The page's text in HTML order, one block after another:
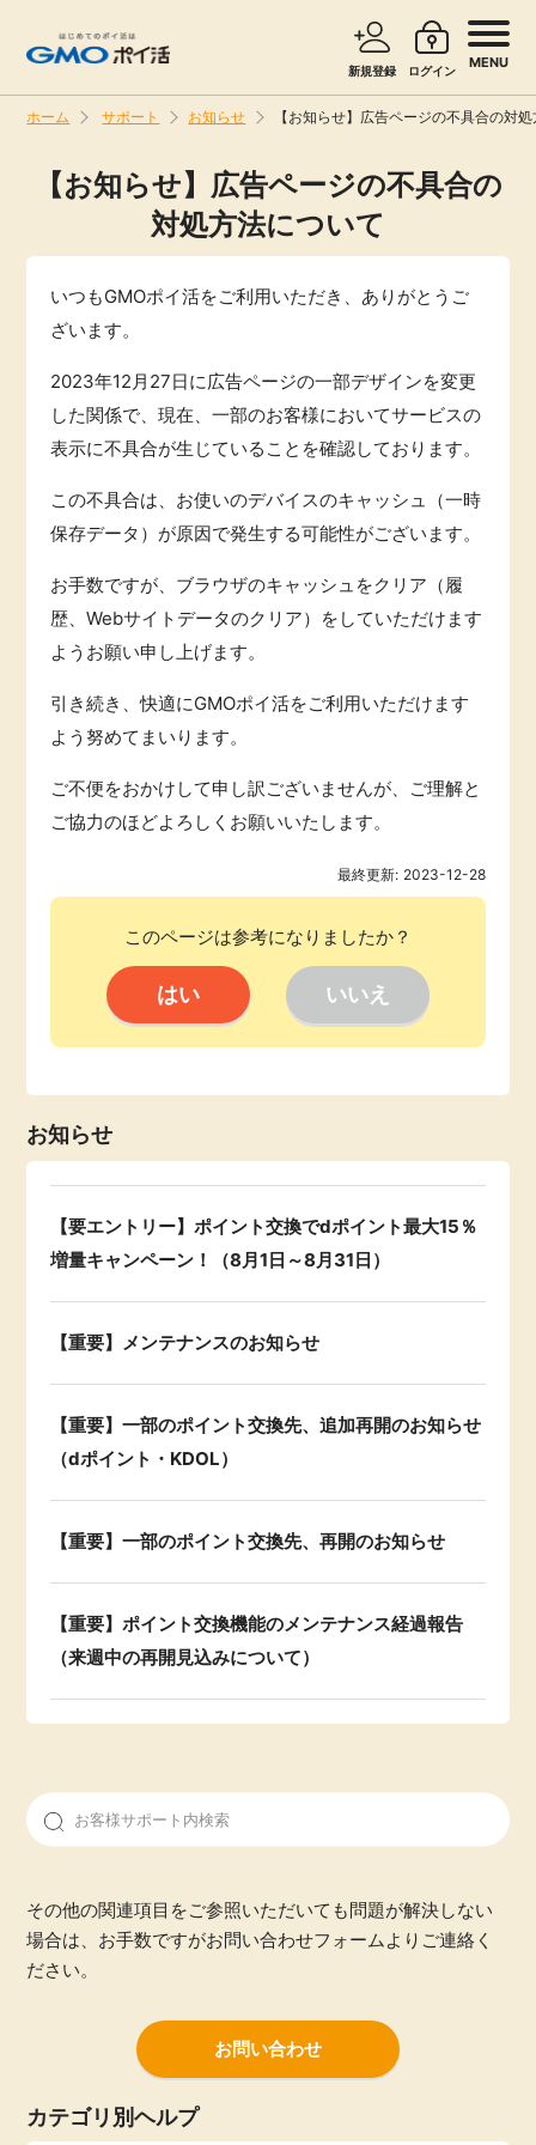
新規登録 ログイン MENU
新着
無料
即日還元
アンケート
ゲーム
買い物
モニター
お友達紹介
カード比較
毎日ゲット
GMOポイ活の使い方
ホーム サポート お知らせ 【お知らせ】広告ページの不具合の対
サービスで探す ショッピングで探す
無料サービス
エンタメ
クレジットカード
暮らし
引っ越し
学び
美容・健康
有料サービス
家計の固定費
ふるさと納税
【お知らせ】広告ページの不具合の
対処方法について
いつもGMOポイ活をご利用いただき、ありがとうご
ざいます。
2023年12月27日に広告ページの一部デザインを変更
した関係で、現在、一部のお客様においてサービスの
表示に不具合が生じていることを確認しております。
この不具合は、お使いのデバイスのキャッシュ（一時
保存データ）が原因で発生する可能性がございます。
お手数ですが、ブラウザのキャッシュをクリア（履
歴、Webサイトデータのクリア）をしていただけます
ようお願い申し上げます。
引き続き、快適にGMOポイ活をご利用いただけます
よう努めてまいります。
ご不便をおかけして申し訳ございませんが、ご理解と
ご協力のほどよろしくお願いいたします。
最終更新: 2023-12-28
このページは参考になりましたか？
お知らせ
【要エントリー】ポイント交換でdポイント最大15％
増量キャンペーン！（8月1日～8月31日）
【重要】メンテナンスのお知らせ
【重要】一部のポイント交換先、追加再開のお知らせ
（dポイント・KDOL）
【重要】一部のポイント交換先、再開のお知らせ
【重要】ポイント交換機能のメンテナンス経過報告
（来週中の再開見込みについて）
その他の関連項目をご参照いただいても問題が解決しない
場合は、お手数ですがお問い合わせフォームよりご連絡く
ださい。
お問い合わせ
カテゴリ別ヘルプ